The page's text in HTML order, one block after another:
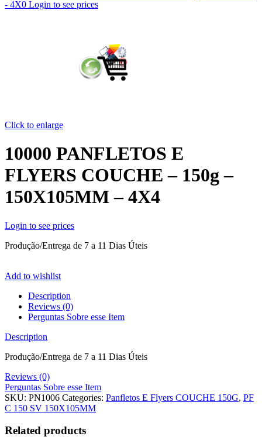
- 4X0 Login to see prices
Click to enlarge
10000 PANFLETOS E
FLYERS COUCHE – 150g –
150X105MM – 4X4
Login to see prices
Produção/Entrega de 7 a 11 Dias Úteis
Add to wishlist
Description
Reviews (0)
Perguntas Sobre esse Item
Description
Produção/Entrega de 7 a 11 Dias Úteis
Reviews (0)
Perguntas Sobre esse Item
SKU: PN1006 Categories: Panfletos E Flyers COUCHE 150G, PF
C 150 SV 150X105MM
Related products